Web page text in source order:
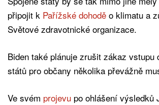
připojit k Pařížské dohodě o klimatu a
Světové zdravotnické organizace.
Biden také plánuje zrušit zákaz vstupu
států pro občany několika převážně
Ve svém projevu po ohlášení výsledků